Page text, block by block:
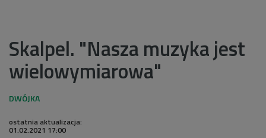
Skalpel. "Nasza muzyka jest
wielowymiarowa"
ostatnia aktualizacja:
01.02.2021 17:00